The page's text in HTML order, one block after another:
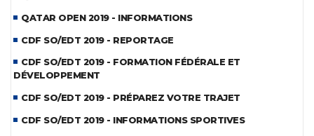
QATAR OPEN 2019 - INFORMATIONS
CDF SO/EDT 2019 - REPORTAGE
CDF SO/EDT 2019 - FORMATION FÉDÉRALE ET
DÉVELOPPEMENT
CDF SO/EDT 2019 - PRÉPAREZ VOTRE TRAJET
CDF SO/EDT 2019 - INFORMATIONS SPORTIVES